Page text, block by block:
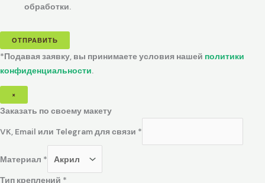
обработки.
ОТПРАВИТЬ
*Подавая заявку, вы принимаете условия нашей политики
конфиденциальности.
×
Заказать по своему макету
VK, Email или Telegram для связи *
Материал *
Тип креплений *